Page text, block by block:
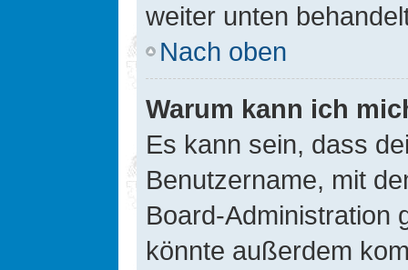
weiter unten
Nach oben
Warum kann ich
Es kann sein, dass
Benutzername, mit
Board-Administration
könnte außerdem